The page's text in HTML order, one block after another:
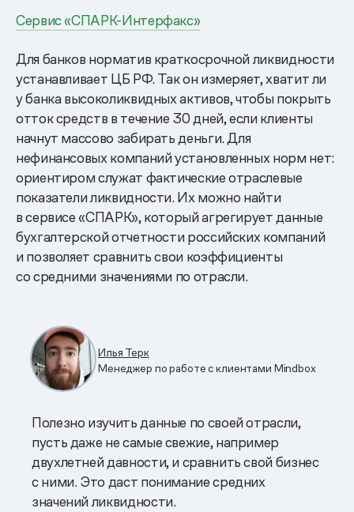
Сервис «СПАРК-Интерфакс»
Для банков норматив краткосрочной ликвидности
устанавливает ЦБ РФ. Так он измеряет, хватит ли
у банка высоколиквидных активов, чтобы покрыть
отток средств в течение 30 дней, если клиенты
начнут массово забирать деньги. Для
нефинансовых компаний установленных норм нет:
ориентиром служат фактические отраслевые
показатели ликвидности. Их можно найти
в сервисе «СПАРК», который агрегирует данные
бухгалтерской отчетности российских компаний
и позволяет сравнить свои коэффициенты
со средними значениями по отрасли.
Илья Терк
Менеджер по работе с клиентами Mindbox
Полезно изучить данные по своей отрасли,
пусть даже не самые свежие, например
двухлетней давности, и сравнить свой бизнес
с ними. Это даст понимание средних
значений ликвидности.